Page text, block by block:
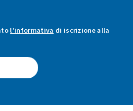
l’informativa di iscrizione alla